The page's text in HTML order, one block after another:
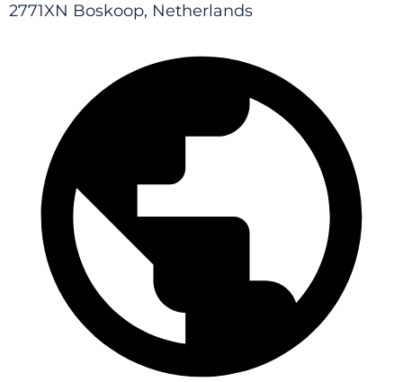
2771XN Boskoop, Netherlands